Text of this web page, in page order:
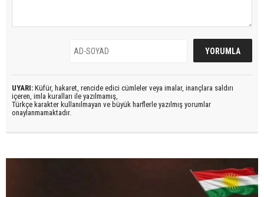
UYARI: Küfür, hakaret, rencide edici cümleler veya imalar, inançlara saldırı
içeren, imla kuralları ile yazılmamış,
Türkçe karakter kullanılmayan ve büyük harflerle yazılmış yorumlar
onaylanmamaktadır.